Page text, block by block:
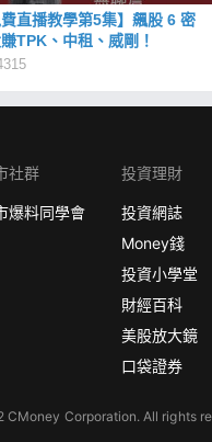
費直播教學第5集】飆股 6 密
TPK、中租、威剛！
社群
爆料同學會
投資理財
投資網誌
Money錢
投資小學堂
財經百科
美股放大鏡
口袋證券
Corporation. All rights